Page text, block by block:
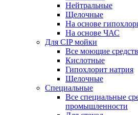
Нейтральные
Щелочные
На основе
На основе ЧАС
Для CIP мойки
Все моющие
Кислотные
Гипохлорит натрия
Щелочные
Специальные
Все специальные
промышленности